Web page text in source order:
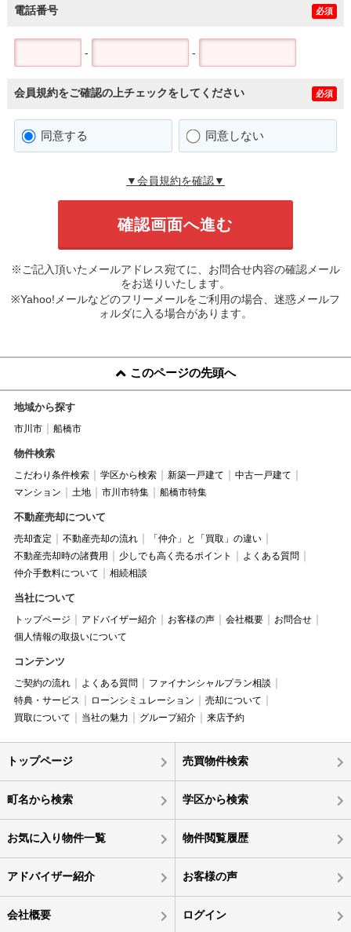
電話番号 必須
- -
会員規約をご確認の上チェックをしてください 必須
同意する 同意しない
▼会員規約を確認▼
※ご記入頂いたメールアドレス宛てに、お問合せ内容の確認メール
をお送りいたします。
※Yahoo!メールなどのフリーメールをご利用の場合、迷惑メールフ
ォルダに入る場合があります。
このページの先頭へ
地域から探す
市川市 船橋市
物件検索
こだわり条件検索 学区から検索 新築一戸建て
中古一戸建て
マンション
土地 市川市特集 船橋市特集
不動産売却について
売却査定 不動産売却の流れ
「仲介」と「買取」の違い
不動産売却時の諸費用
少しでも高く売るポイント
よくある質問
仲介手数料について
相続相談
当社について
トップページ アドバイザー紹介 お客様の声 会社概要
お問合せ
個人情報の取扱いについて
コンテンツ
ご契約の流れ よくある質問
ファイナンシャルプラン相談
特典・サービス
ローンシミュレーション
売却について
買取について
当社の魅力 グループ紹介 来店予約
トップページ 売買物件検索
町名から検索 学区から検索
お気に入り物件一覧 物件閲覧履歴
アドバイザー紹介 お客様の声
会社概要 ログイン